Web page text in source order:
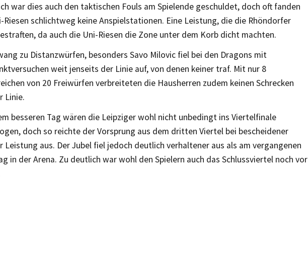
war dies auch den taktischen Fouls am Spielende geschuldet, doch oft fanden
Riesen schlichtweg keine Anspielstationen. Eine Leistung, die die Rhöndorfer
da auch die Uni-Riesen die Zone unter dem Korb dicht machten.
zu Distanzwürfen, besonders Savo Milovic fiel bei den Dragons mit
weit jenseits der Linie auf, von denen keiner traf. Mit nur 8
von 20 Freiwürfen verbreiteten die Hausherren zudem keinen Schrecken
Linie.
besseren Tag wären die Leipziger wohl nicht unbedingt ins Viertelfinale
doch so reichte der Vorsprung aus dem dritten Viertel bei bescheidener
Leistung aus. Der Jubel fiel jedoch deutlich verhaltener aus als am vergangenen
in der Arena. Zu deutlich war wohl den Spielern auch das Schlussviertel noch vor